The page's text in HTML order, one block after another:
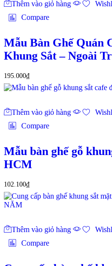
Thêm vào giỏ hàng
Compare
Mẫu Bàn Ghế Quán
Khung Sắt – Ngoài
195.000₫
Thêm vào giỏ hàng
Compare
Mẫu bàn ghế gỗ
HCM
102.100₫
Thêm vào giỏ hàng
Compare